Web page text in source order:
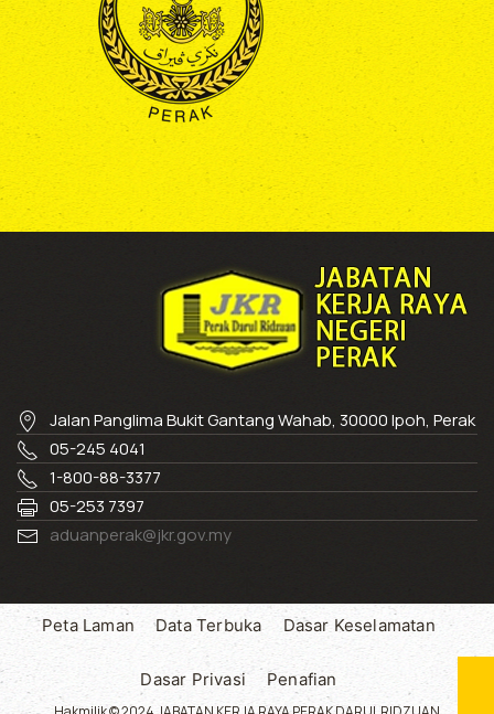
Jalan Panglima Bukit Gantang Wahab, 30000 Ipoh, Perak
05-245 4041
1-800-88-3377
05-253 7397
aduanperak@jkr.gov.my
Peta Laman Data Terbuka Dasar Keselamatan
Dasar Privasi Penafian